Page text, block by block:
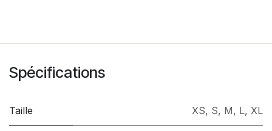
Spécifications
Taille XS, S, M, L, XL